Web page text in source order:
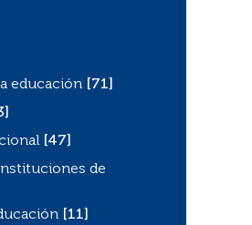
educación
[71]
[47]
de enseñanza
de
[11]